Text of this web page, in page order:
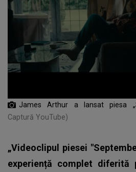
James Arthur a lansat piesa
Captură YouTube)
„Videoclipul piesei
experiență complet diferită